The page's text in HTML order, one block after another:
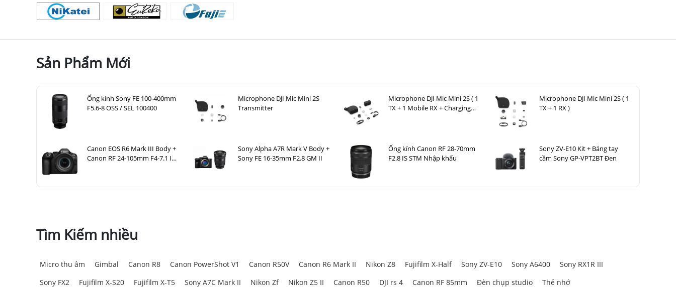
Sản Phẩm Mới
Ống kính Sony FE 100-400mm
F5.6-8 OSS / SEL 100400
Microphone DJI Mic Mini 2S
Transmitter
Microphone DJI Mic Mini 2S ( 1
TX + 1 Mobile RX + Charging
Microphone DJI Mic Mini 2S ( 1
TX + 1 RX )
Canon EOS R6 Mark III Body +
Canon RF 24-105mm F4-7.1 IS
Sony Alpha A7R Mark V Body +
Sony FE 16-35mm F2.8 GM II
Ống kính Canon RF 28-70mm
F2.8 IS STM Nhập khẩu
Sony ZV-E10 Kit + Báng tay
cầm Sony GP-VPT2BT Đen
Tìm Kiếm nhiều
Micro thu âm Gimbal Canon R8 Canon PowerShot V1 Canon R50V Canon R6 Mark II Nikon Z8 Fujifilm X-Half Sony ZV-E10 Sony A6400
Sony RX1R III
Sony FX2
Fujifilm X-S20 Fujifilm X-T5 Sony A7C Mark II Nikon Zf Nikon Z5 II Canon R50 DJI rs 4 Canon RF 85mm Đèn chụp studio Thẻ nhớ